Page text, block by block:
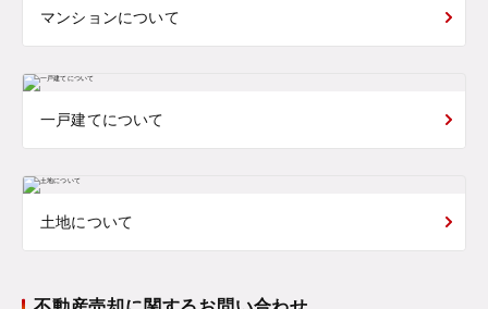
マンションについて
一戸建てについて
土地について